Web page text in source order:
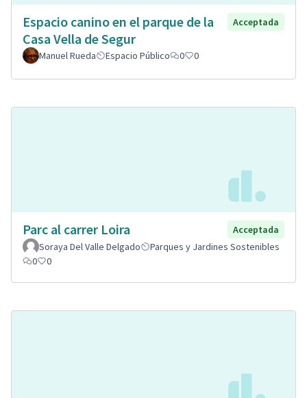
Espacio canino en el parque de la
Casa Vella de Segur
Acceptada
Manuel Rueda Espacio Público 0 0
Parc al carrer Loira
Acceptada
Soraya Del Valle Delgado
Parques y Jardines Sostenibles
0
0